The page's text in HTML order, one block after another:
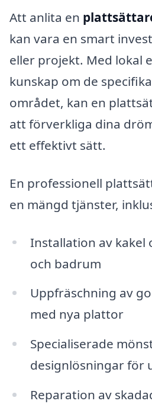
Att anlita en
kan vara en smart
eller projekt. Med lokal
kunskap om de
området, kan en
att förverkliga dina
ett effektivt sätt.
En professionell
en mängd tjänster,
Installation av kakel
och badrum
Uppfräschning av
med nya plattor
Specialiserade
designlösningar för
Reparation av